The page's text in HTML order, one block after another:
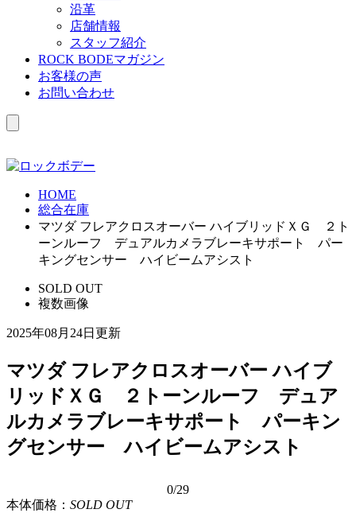
沿革
店舗情報
スタッフ紹介
ROCK BODEマガジン
お客様の声
お問い合わせ
HOME
総合在庫
マツダ フレアクロスオーバー ハイブリッドＸＧ ２ト
ーンルーフ デュアルカメラブレーキサポート パー
キングセンサー ハイビームアシスト
SOLD OUT
複数画像
2025年08月24日更新
マツダ フレアクロスオーバー ハイブ
リッドＸＧ ２トーンルーフ デュア
ルカメラブレーキサポート パーキン
グセンサー ハイビームアシスト
0/29
本体価格： SOLD OUT